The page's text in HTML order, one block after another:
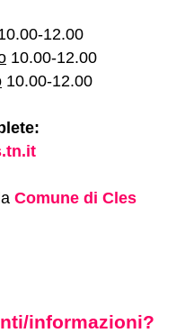
12.00
10.00-12.00
10.00-12.00
Comune di Cles
informazioni?